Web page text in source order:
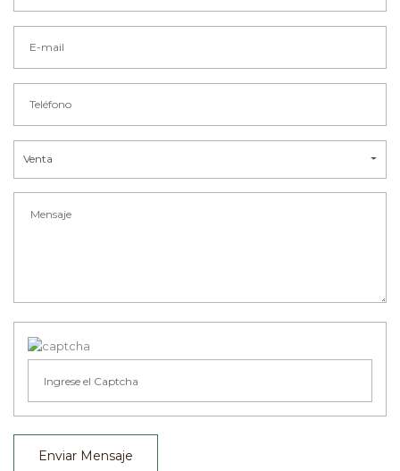
Venta
Enviar Mensaje